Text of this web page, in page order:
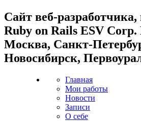
Cайт веб-
Ruby on Rails ESV Corp.
Москва, Санкт-
Новосибирск,
Главная
Мои работы
Новости
Записи
О себе